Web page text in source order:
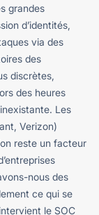
grandes
d’identités,
via des
des
discrètes,
des heures
Les
Verizon)
reste un facteur
nous des
ce qui se
le SOC